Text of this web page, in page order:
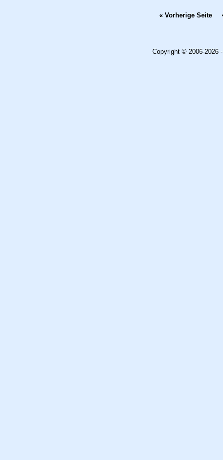
« Vorherige Seite
Copyright © 2006-